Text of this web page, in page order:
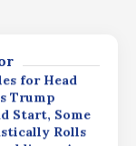
for Head
Trump
Start, Some
Rolls